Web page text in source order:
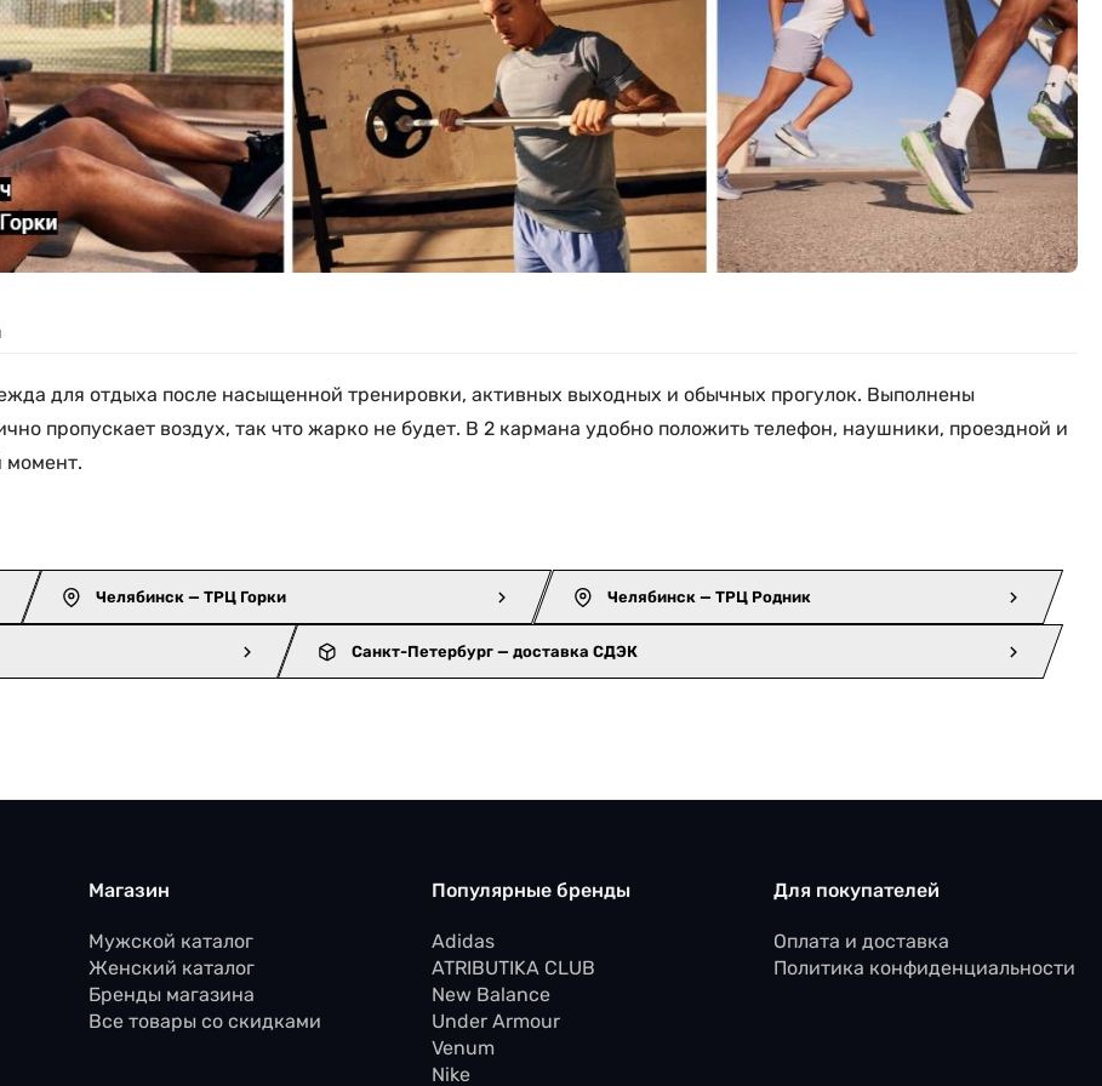
для отдыха после насыщенной тренировки, активных выходных и обычных прогулок. Выполнены
пропускает воздух, так что жарко не будет. В 2 кармана удобно положить телефон, наушники, проездной и
момент.
Челябинск — ТРЦ Горки Челябинск — ТРЦ Родник
Санкт-Петербург — доставка СДЭК
Магазин
Мужской каталог
Женский каталог
Бренды магазина
Все товары со скидками
Популярные бренды
Adidas
ATRIBUTIKA CLUB
New Balance
Under Armour
Venum
Nike
Для покупателей
Оплата и доставка
Политика конфиденциальности